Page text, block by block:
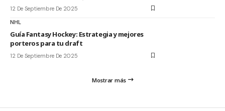
12 De Septiembre De 2025
NHL
Guía Fantasy Hockey: Estrategia y mejores
porteros para tu draft
12 De Septiembre De 2025
Mostrar más